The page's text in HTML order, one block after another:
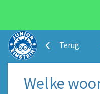
Terug
Welke